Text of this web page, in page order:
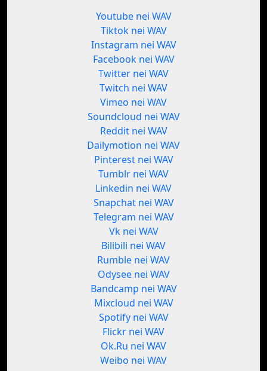
Youtube nei WAV
Tiktok nei WAV
Instagram nei WAV
Facebook nei WAV
Twitter nei WAV
Twitch nei WAV
Vimeo nei WAV
Soundcloud nei WAV
Reddit nei WAV
Dailymotion nei WAV
Pinterest nei WAV
Tumblr nei WAV
Linkedin nei WAV
Snapchat nei WAV
Telegram nei WAV
Vk nei WAV
Bilibili nei WAV
Rumble nei WAV
Odysee nei WAV
Bandcamp nei WAV
Mixcloud nei WAV
Spotify nei WAV
Flickr nei WAV
Ok.Ru nei WAV
Weibo nei WAV